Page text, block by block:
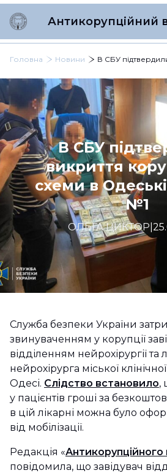
Антикорупційний
Головна Новини
В СБУ
викриття
схеми в
№1
ОЛЬГА ЦИКТОР
Служба безпеки України
звинуваченням у корупції
відділенням нейрохірургії та
нейрохірурга міської
Одесі. Слідство встановило,
у пацієнтів гроші за
в цій лікарні можна було
від мобілізації.
Редакція «Антикорупційного
повідомила, що завідувач